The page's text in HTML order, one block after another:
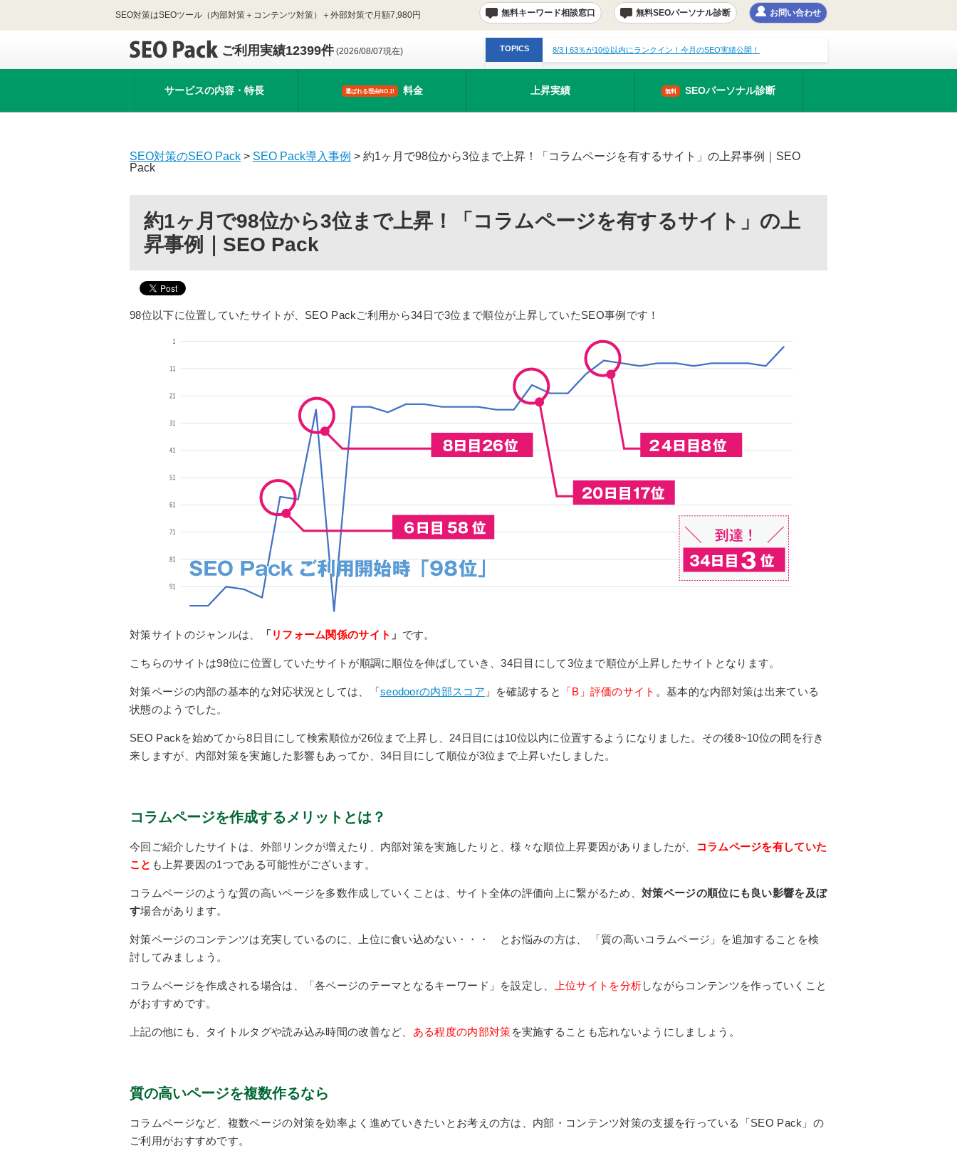
SEO対策はSEOツール（内部対策＋コンテンツ対策）＋外部対策で月額7,980円 無料キーワード相談窓口 無料SEOパーソナル診断 お問い合わせ
ご利用実績12399件(2026/08/07現在) TOPICS 8/3 | 63％が10位以内にランクイン！今月のSEO実績公開！
サービスの内容・特長 選ばれる理由NO.1! 料金 上昇実績 無料 SEOパーソナル診断
SEO対策のSEO Pack > SEO Pack導入事例 > 約1ヶ月で98位から3位まで上昇！「コラムページを有するサイト」の上昇事例｜SEO
Pack
約1ヶ月で98位から3位まで上昇！「コラムページを有するサイト」の上
昇事例｜SEO Pack
98位以下に位置していたサイトが、SEO Packご利用から34日で3位まで順位が上昇していたSEO事例です！
対策サイトのジャンルは、 「 リフォーム関係のサイト 」 です。
こちらのサイトは98位に位置していたサイトが順調に順位を伸ばしていき、34日目にして3位まで順位が上昇したサイトとなります。
対策ページの内部の基本的な対応状況としては、「seodoorの内部スコア 」を確認すると 「B」評価のサイト 。基本的な内部対策は出来ている
状態のようでした。
SEO Packを始めてから8日目にして検索順位が26位まで上昇し、24日目には10位以内に位置するようになりました。その後8~10位の間を行き
来しますが、内部対策を実施した影響もあってか、34日目にして順位が3位まで上昇いたしました。
コラムページを作成するメリットとは？
今回ご紹介したサイトは、外部リンクが増えたり、内部対策を実施したりと、様々な順位上昇要因がありましたが、
コラムページを有していた
こと も上昇要因の1つである可能性がございます。
コラムページのような質の高いページを多数作成していくことは、サイト全体の評価向上に繋がるため、対策ページの順位にも良い影響を及ぼ
す場合があります。
対策ページのコンテンツは充実しているのに、上位に食い込めない・・・ とお悩みの方は、 「質の高いコラムページ」を追加することを検
討してみましょう。
コラムページを作成される場合は、「各ページのテーマとなるキーワード」を設定し、 上位サイトを分析しながらコンテンツを作っていくこと
がおすすめです。
上記の他にも、タイトルタグや読み込み時間の改善など、 ある程度の内部対策を実施することも忘れないようにしましょう。
質の高いページを複数作るなら
コラムページなど、複数ページの対策を効率よく進めていきたいとお考えの方は、内部・コンテンツ対策の支援を行っている「SEO Pack」の
ご利用がおすすめです。